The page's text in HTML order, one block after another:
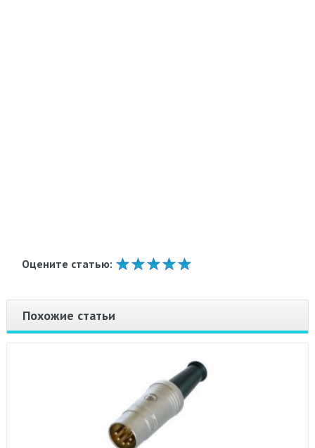
Оцените статью:
Похожие статьи